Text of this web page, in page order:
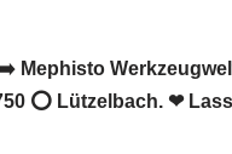
Mephisto
⭕ Lützelbach. ❤